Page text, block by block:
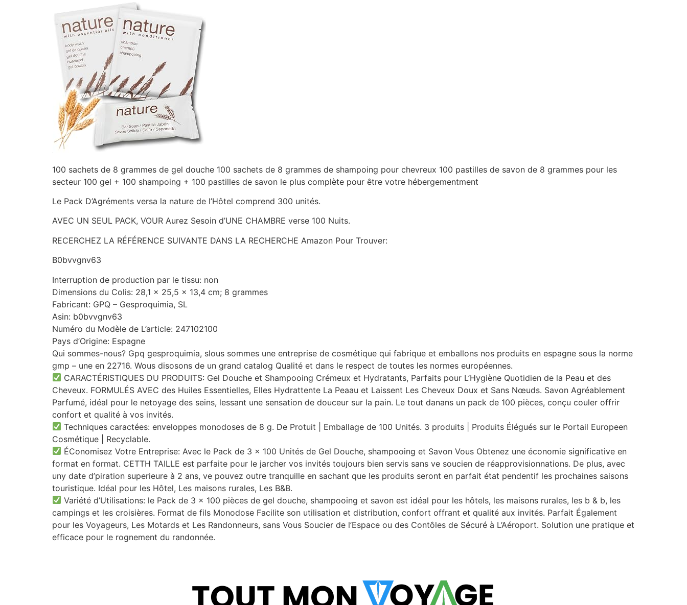
100 sachets de 8 grammes de gel douche 100 sachets de 8 grammes de shampoing pour chevreux 100 pastilles de savon de 8 grammes pour les
secteur 100 gel + 100 shampoing + 100 pastilles de savon le plus complète pour être votre hébergementment
Le Pack D’Agréments versa la nature de l’Hôtel comprend 300 unités.
AVEC UN SEUL PACK, VOUR Aurez Sesoin d’UNE CHAMBRE verse 100 Nuits.
RECERCHEZ LA RÉFÉRENCE SUIVANTE DANS LA RECHERCHE Amazon Pour Trouver:
B0bvvgnv63
Interruption de production par le tissu: non
Dimensions du Colis: 28,1 x 25,5 x 13,4 cm; 8 grammes
Fabricant: GPQ – Gesproquimia, SL
Asin: b0bvvgnv63
Numéro du Modèle de L’article: 247102100
Pays d’Origine: Espagne
Qui sommes-nous? Gpq gesproquimia, slous sommes une entreprise de cosmétique qui fabrique et emballons nos produits en espagne sous la norme
gmp – une en 22716. Wous disosons de un grand catalog Qualité et dans le respect de toutes les normes européennes.
CARACTÉRISTIQUES DU PRODUITS: Gel Douche et Shampooing Crémeux et Hydratants, Parfaits pour L’Hygiène Quotidien de la Peau et des
Cheveux. FORMULÉS AVEC des Huiles Essentielles, Elles Hydrattente La Peaau et Laissent Les Cheveux Doux et Sans Nœuds. Savon Agréablement
Parfumé, idéal pour le netoyage des seins, lessant une sensation de douceur sur la pain. Le tout danans un pack de 100 pièces, conçu couler offrir
confort et qualité à vos invités.
Techniques caractées: enveloppes monodoses de 8 g. De Protuit | Emballage de 100 Unités. 3 produits | Produits Élégués sur le Portail Europeen
Cosmétique | Recyclable.
ÉConomisez Votre Entreprise: Avec le Pack de 3 x 100 Unités de Gel Douche, shampooing et Savon Vous Obtenez une économie significative en
format en format. CETTH TAILLE est parfaite pour le jarcher vos invités toujours bien servis sans ve soucien de réapprovisionnations. De plus, avec
uny date d’piration superieure à 2 ans, ve pouvez outre tranquille en sachant que les produits seront en parfait état pendentif les prochaines saisons
touristique. Idéal pour les Hôtel, Les maisons rurales, Les B&B.
Variété d’Utilisations: le Pack de 3 x 100 pièces de gel douche, shampooing et savon est idéal pour les hôtels, les maisons rurales, les b & b, les
campings et les croisières. Format de fils Monodose Facilite son utilisation et distribution, confort offrant et qualité aux invités. Parfait Également
pour les Voyageurs, Les Motards et Les Randonneurs, sans Vous Soucier de l’Espace ou des Contôles de Sécuré à L’Aéroport. Solution une pratique et
efficace pour le rognement du randonnée.